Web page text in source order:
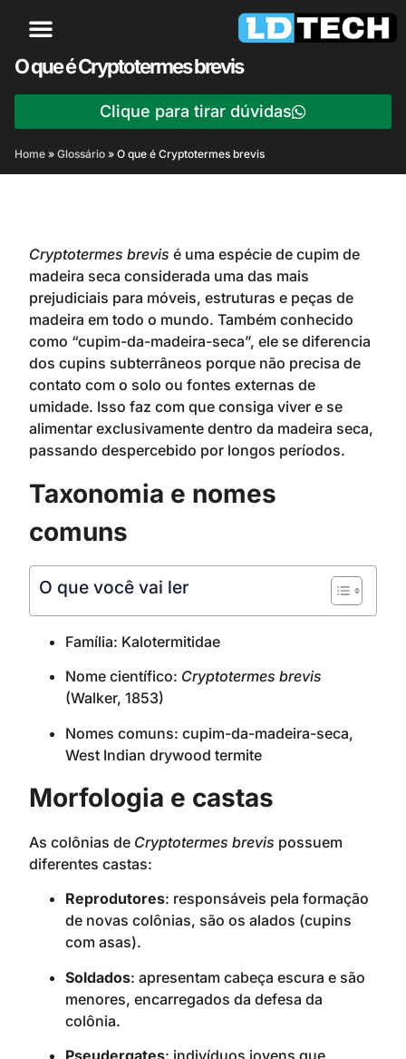
O que é Cryptotermes brevis
Clique para tirar dúvidas
Home » Glossário » O que é Cryptotermes brevis
Cryptotermes brevis é uma espécie de cupim de
madeira seca considerada uma das mais
prejudiciais para móveis, estruturas e peças de
madeira em todo o mundo. Também conhecido
como “cupim-da-madeira-seca”, ele se diferencia
dos cupins subterrâneos porque não precisa de
contato com o solo ou fontes externas de
umidade. Isso faz com que consiga viver e se
alimentar exclusivamente dentro da madeira seca,
passando despercebido por longos períodos.
Taxonomia e nomes
comuns
O que você vai ler
Família: Kalotermitidae
Nome científico: Cryptotermes brevis
(Walker, 1853)
Nomes comuns: cupim-da-madeira-seca,
West Indian drywood termite
Morfologia e castas
As colônias de Cryptotermes brevis possuem
diferentes castas:
Reprodutores: responsáveis pela formação
de novas colônias, são os alados (cupins
com asas).
Soldados: apresentam cabeça escura e são
menores, encarregados da defesa da
colônia.